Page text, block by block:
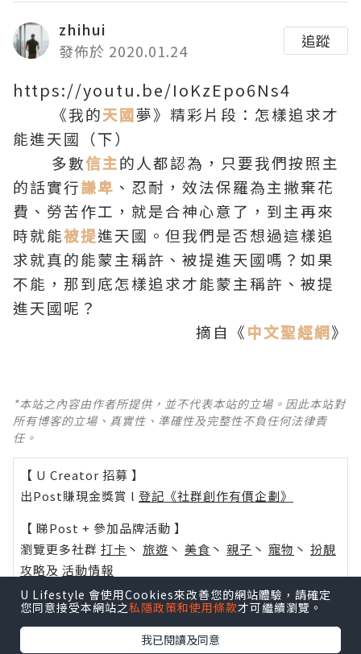
zhihui
發佈於 2020.01.24
追蹤
https://youtu.be/IoKzEpo6Ns4
《我的天國夢》精彩片段：怎樣追求才
能進天國（下）
多數信主的人都認為，只要我們按照主
的話實行謙卑 、忍耐，效法保羅為主撇棄花
費、勞苦作工，就是合神心意了，到主再來
時就能被提進天國。但我們是否想過這樣追
求就真的能蒙主稱許、被提進天國嗎？如果
不能，那到底怎樣追求才能蒙主稱許、被提
進天國呢？
摘自《中文聖經網》
*本站之內容由作者所提供，並不代表本站的立場。因此本站對
所有博客的立場、真實性、準確性及完整性不負任何法律責
任。
【 U Creator 招募 】
出Post賺現金獎賞 l 登記《社群創作有價企劃》
【 睇Post + 參加品牌活動 】
瀏覽更多社群 打卡 丶 旅遊 丶 美食 丶 親子 丶 寵物 丶 扮靚
攻略及 活動情報
U Blog開咗WhatsApp啦！發掘更多吃喝玩樂資訊！
Follow 我哋！
U Lifestyle 會使用Cookies來改善您的網站體驗，請確定
您同意接受本網站之私隱政策和使用條款才可繼續瀏覽。
我已閱讀及同意